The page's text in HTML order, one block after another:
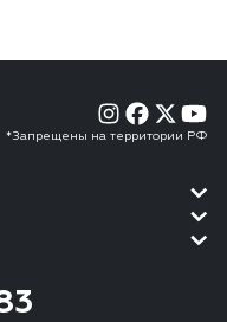
*Запрещены на территории РФ